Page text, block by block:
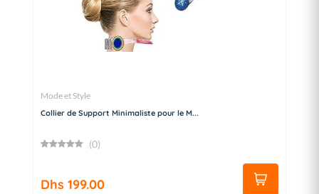
Mode et Style
Collier de Support Minimaliste pour le M...
(0)
Dhs 199.00